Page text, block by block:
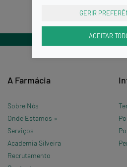
GERIR
ACEITAR
A Farmácia
Sobre Nós
Onde Estamos »
Serviços
Academia Silveira
Recrutamento